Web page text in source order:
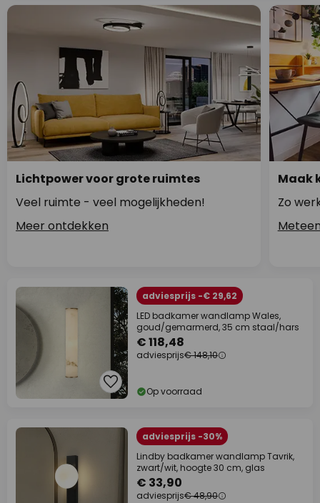
Lichtpower voor grote ruimtes
Veel ruimte - veel mogelijkheden!
Meer ontdekken
Maak
Zo
adviesprijs -€ 29,62
LED badkamer wandlamp Wales,
goud/gemarmerd, 35 cm staal/hars
€ 118,48
adviesprijs€ 148,10
Op voorraad
adviesprijs -30%
Lindby badkamer wandlamp Tavrik,
zwart/wit, hoogte 30 cm, glas
€ 33,90
adviesprijs€ 48,90